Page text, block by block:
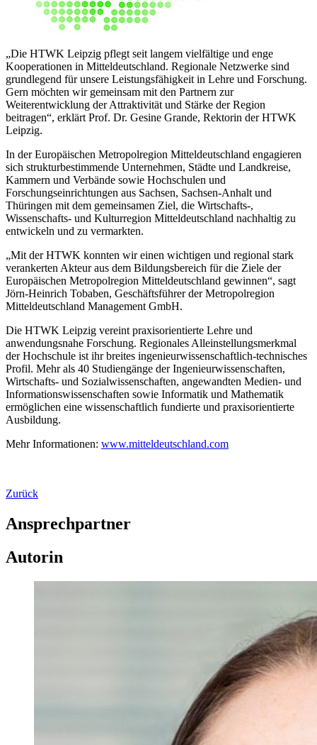
„Die HTWK Leipzig pflegt seit langem vielfältige und enge
Kooperationen in Mitteldeutschland. Regionale Netzwerke sind
grundlegend für unsere Leistungsfähigkeit in Lehre und Forschung.
Gern möchten wir gemeinsam mit den Partnern zur
Weiterentwicklung der Attraktivität und Stärke der Region
beitragen“, erklärt Prof. Dr. Gesine Grande, Rektorin der HTWK
Leipzig.
In der Europäischen Metropolregion Mitteldeutschland engagieren
sich strukturbestimmende Unternehmen, Städte und Landkreise,
Kammern und Verbände sowie Hochschulen und
Forschungseinrichtungen aus Sachsen, Sachsen-Anhalt und
Thüringen mit dem gemeinsamen Ziel, die Wirtschafts-,
Wissenschafts- und Kulturregion Mitteldeutschland nachhaltig zu
entwickeln und zu vermarkten.
„Mit der HTWK konnten wir einen wichtigen und regional stark
verankerten Akteur aus dem Bildungsbereich für die Ziele der
Europäischen Metropolregion Mitteldeutschland gewinnen“, sagt
Jörn-Heinrich Tobaben, Geschäftsführer der Metropolregion
Mitteldeutschland Management GmbH.
Die HTWK Leipzig vereint praxisorientierte Lehre und
anwendungsnahe Forschung. Regionales Alleinstellungsmerkmal
der Hochschule ist ihr breites ingenieurwissenschaftlich-technisches
Profil. Mehr als 40 Studiengänge der Ingenieurwissenschaften,
Wirtschafts- und Sozialwissenschaften, angewandten Medien- und
Informationswissenschaften sowie Informatik und Mathematik
ermöglichen eine wissenschaftlich fundierte und praxisorientierte
Ausbildung.
Mehr Informationen: www.mitteldeutschland.com
Zurück
Ansprechpartner
Autorin